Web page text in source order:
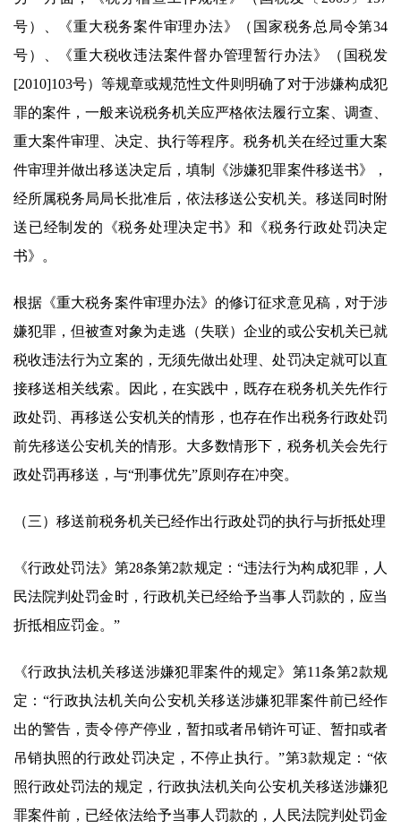
号）、《重大税务案件审理办法》（国家税务总局令第34
号）、《重大税收违法案件督办管理暂行办法》（国税发
[2010]103号）等规章或规范性文件则明确了对于涉嫌构成犯
罪的案件，一般来说税务机关应严格依法履行立案、调查、
重大案件审理、决定、执行等程序。税务机关在经过重大案
件审理并做出移送决定后，填制《涉嫌犯罪案件移送书》，
经所属税务局局长批准后，依法移送公安机关。移送同时附
送已经制发的《税务处理决定书》和《税务行政处罚决定
书》。
根据《重大税务案件审理办法》的修订征求意见稿，对于涉
嫌犯罪，但被查对象为走逃（失联）企业的或公安机关已就
税收违法行为立案的，无须先做出处理、处罚决定就可以直
接移送相关线索。因此，在实践中，既存在税务机关先作行
政处罚、再移送公安机关的情形，也存在作出税务行政处罚
前先移送公安机关的情形。大多数情形下，税务机关会先行
政处罚再移送，与“刑事优先”原则存在冲突。
（三）移送前税务机关已经作出行政处罚的执行与折抵处理
《行政处罚法》第28条第2款规定：“违法行为构成犯罪，人
民法院判处罚金时，行政机关已经给予当事人罚款的，应当
折抵相应罚金。”
《行政执法机关移送涉嫌犯罪案件的规定》第11条第2款规
定：“行政执法机关向公安机关移送涉嫌犯罪案件前已经作
出的警告，责令停产停业，暂扣或者吊销许可证、暂扣或者
吊销执照的行政处罚决定，不停止执行。”第3款规定：“依
照行政处罚法的规定，行政执法机关向公安机关移送涉嫌犯
罪案件前，已经依法给予当事人罚款的，人民法院判处罚金